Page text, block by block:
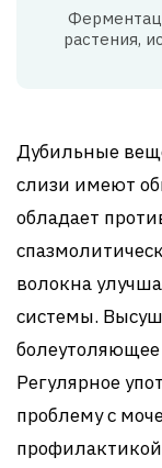
растения,
Дубильные
слизи имеют
обладает
волокна
системы.
болеутоляющее
Регулярное
проблему с